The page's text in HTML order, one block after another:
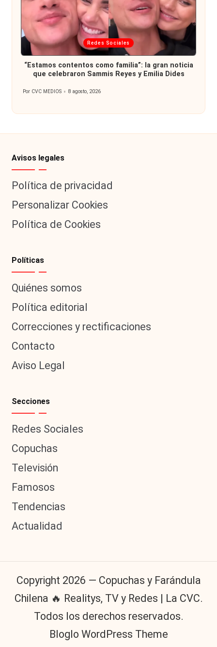
Publicada
en
Redes Sociales
“Estamos contentos como familia”: la gran noticia
que celebraron Sammis Reyes y Emilia Dides
Publicado
Por CVC MEDIOS 8 agosto, 2026
Avisos legales
Política de privacidad
Personalizar Cookies
Política de Cookies
Políticas
Quiénes somos
Política editorial
Correcciones y rectificaciones
Contacto
Aviso Legal
Secciones
Redes Sociales
Copuchas
Televisión
Famosos
Tendencias
Actualidad
Copyright 2026 — Copuchas y Farándula
Chilena 🔥 Realitys, TV y Redes | La CVC.
Todos los derechos reservados.
Bloglo WordPress Theme